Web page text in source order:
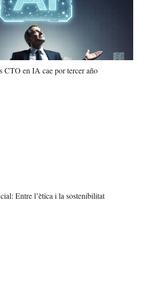
CTO en IA cae por tercer año
Entre l’ètica i la sostenibilitat